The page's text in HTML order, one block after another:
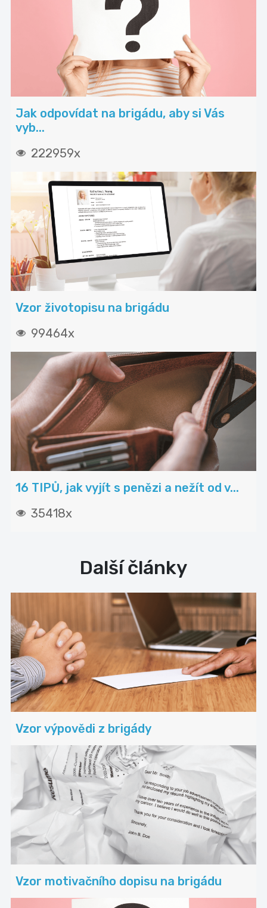
Jak odpovídat na brigádu, aby si Vás
vyb...
222959x
Vzor životopisu na brigádu
99464x
16 TIPŮ, jak vyjít s penězi a nežít od v...
35418x
Další články
Vzor výpovědi z brigády
Vzor motivačního dopisu na brigádu